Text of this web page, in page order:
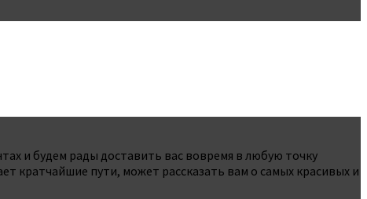
и ​​будем рады доставить вас вовремя в любую точку
кратчайшие пути, может рассказать вам о самых красивых и